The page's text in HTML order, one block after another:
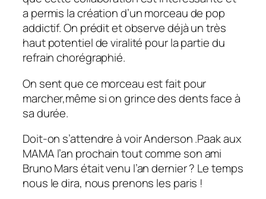
a permis la création d’un morceau de pop
addictif. On prédit et observe déjà un très
haut potentiel de viralité pour la partie du
refrain chorégraphié.
On sent que ce morceau est fait pour
marcher,même si on grince des dents face à
sa durée.
Doit-on s’attendre à voir Anderson .Paak aux
MAMA l’an prochain tout comme son ami
Bruno Mars était venu l’an dernier ? Le temps
nous le dira, nous prenons les paris !